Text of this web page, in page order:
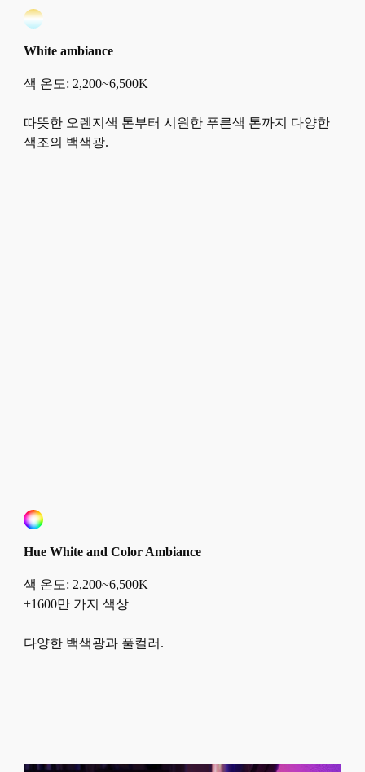
White ambiance
색 온도: 2,200~6,500K
따뜻한 오렌지색 톤부터 시원한 푸른색 톤까지 다양한
색조의 백색광.
Hue White and Color Ambiance
색 온도: 2,200~6,500K
+1600만 가지 색상
다양한 백색광과 풀컬러.